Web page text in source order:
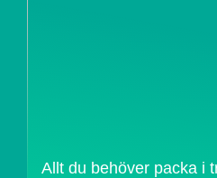
Allt du behöver packa i